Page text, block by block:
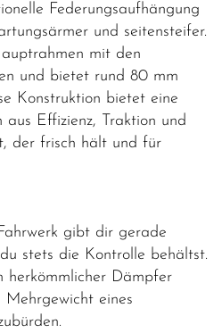
Federungsaufhängung
und seitensteifer.
mit den
und bietet rund 80 mm
Konstruktion bietet eine
Effizienz, Traktion und
der frisch hält und für
gibt dir gerade
stets die Kontrolle behältst.
herkömmlicher Dämpfer
eines